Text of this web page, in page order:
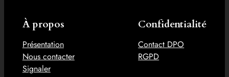
À propos
Présentation
Nous contacter
Signaler
Confidentialité
Contact DPO
RGPD